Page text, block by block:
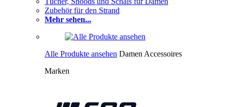
Zubehör für den Strand
Mehr sehen...
Alle Produkte ansehen Damen Accessoires
Marken